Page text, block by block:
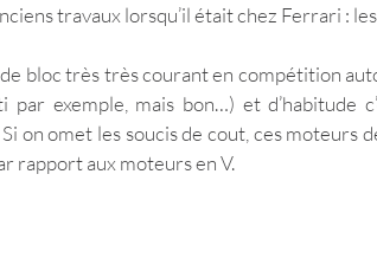
travaux lorsqu’il était chez Ferrari :
de bloc très très courant en compétition
exemple, mais bon…) et d’habitude
on omet les soucis de cout, ces moteurs
rapport aux moteurs en V.